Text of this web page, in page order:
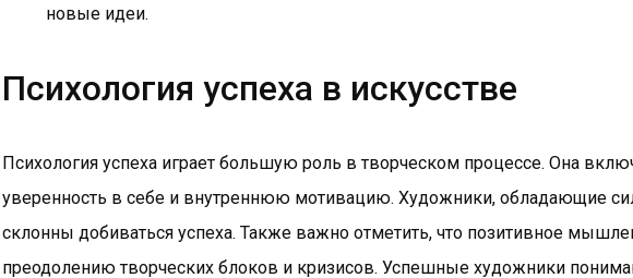
новые идеи.
Психология успеха в искусстве
Психология успеха играет большую роль в творческом процессе. Она
уверенность в себе и внутреннюю мотивацию. Художники, обладающие
склонны добиваться успеха. Также важно отметить, что позитивное
преодолению творческих блоков и кризисов. Успешные художники